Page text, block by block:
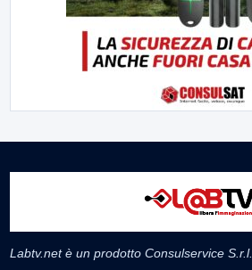
Labtv.net è un prodotto Consulservice S.r.l.